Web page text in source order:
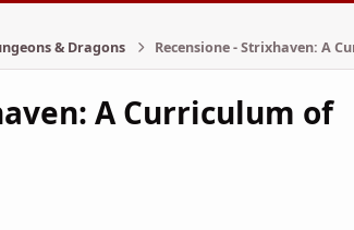
& Dragons Recensione - Strixhaven: A
A Curriculum of